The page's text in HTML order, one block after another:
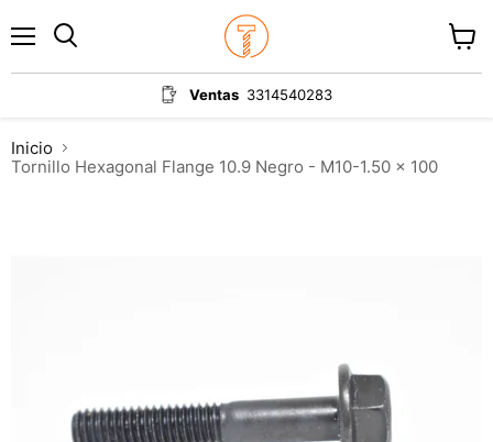
Ventas 3314540283
carrito
Inicio
Tornillo Hexagonal Flange 10.9 Negro - M10-1.50 x 100